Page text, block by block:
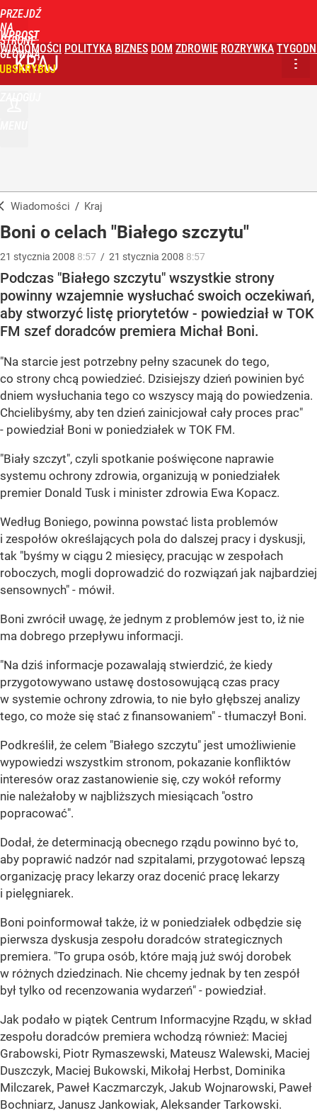
PRZEJDŹ
NA
STRONĘ
GŁÓWNĄ
WPROST
WIADOMOŚCI POLITYKA BIZNES DOM ZDROWIE ROZRYWKA
KRAJ
Wiadomości / Kraj
Boni o celach "Białego szczytu"
21 stycznia 2008 8:57 / 21 stycznia 2008 8:57
Podczas "Białego szczytu" wszystkie strony
powinny wzajemnie wysłuchać swoich oczekiwań,
aby stworzyć listę priorytetów - powiedział w TOK
FM szef doradców premiera Michał Boni.
"Na starcie jest potrzebny pełny szacunek do tego,
co strony chcą powiedzieć. Dzisiejszy dzień powinien być
dniem wysłuchania tego co wszyscy mają do powiedzenia.
Chcielibyśmy, aby ten dzień zainicjował cały proces prac"
- powiedział Boni w poniedziałek w TOK FM.
"Biały szczyt", czyli spotkanie poświęcone naprawie
systemu ochrony zdrowia, organizują w poniedziałek
premier Donald Tusk i minister zdrowia Ewa Kopacz.
Według Boniego, powinna powstać lista problemów
i zespołów określających pola do dalszej pracy i dyskusji,
tak "byśmy w ciągu 2 miesięcy, pracując w zespołach
roboczych, mogli doprowadzić do rozwiązań jak najbardziej
sensownych" - mówił.
Boni zwrócił uwagę, że jednym z problemów jest to, iż nie
ma dobrego przepływu informacji.
"Na dziś informacje pozawalają stwierdzić, że kiedy
przygotowywano ustawę dostosowującą czas pracy
w systemie ochrony zdrowia, to nie było głębszej analizy
tego, co może się stać z finansowaniem" - tłumaczył Boni.
Podkreślił, że celem "Białego szczytu" jest umożliwienie
wypowiedzi wszystkim stronom, pokazanie konfliktów
interesów oraz zastanowienie się, czy wokół reformy
nie należałoby w najbliższych miesiącach "ostro
popracować".
Dodał, że determinacją obecnego rządu powinno być to,
aby poprawić nadzór nad szpitalami, przygotować lepszą
organizację pracy lekarzy oraz docenić pracę lekarzy
i pielęgniarek.
Boni poinformował także, iż w poniedziałek odbędzie się
pierwsza dyskusja zespołu doradców strategicznych
premiera. "To grupa osób, które mają już swój dorobek
w różnych dziedzinach. Nie chcemy jednak by ten zespół
był tylko od recenzowania wydarzeń" - powiedział.
Jak podało w piątek Centrum Informacyjne Rządu, w skład
zespołu doradców premiera wchodzą również: Maciej
Grabowski, Piotr Rymaszewski, Mateusz Walewski, Maciej
Duszczyk, Maciej Bukowski, Mikołaj Herbst, Dominika
Milczarek, Paweł Kaczmarczyk, Jakub Wojnarowski, Paweł
Bochniarz, Janusz Jankowiak, Aleksander Tarkowski.